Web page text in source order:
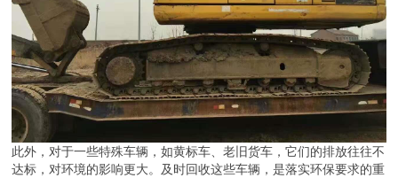
此外，对于一些特殊车辆，如黄标车、老旧货车，它们的排放往往不
达标，对环境的影响更大。及时回收这些车辆，是落实环保要求的重